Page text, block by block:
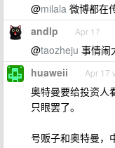
@milala 微博都在
andlp Apr 17
@taozheju 事情闹
huaweii Apr 17
奥特曼要给投资人
只眼罢了。
号贩子和奥特曼，